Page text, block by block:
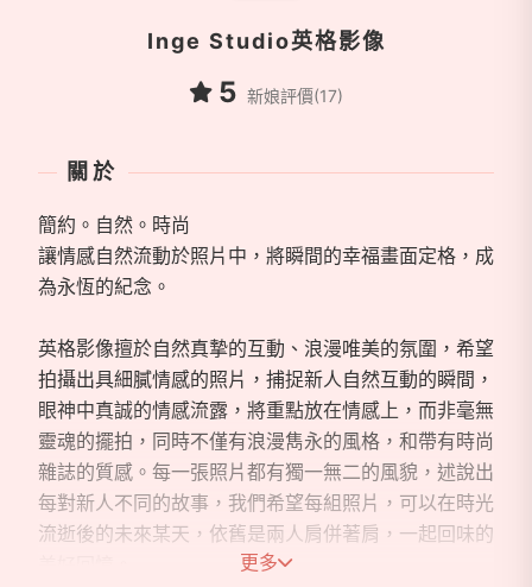
Inge Studio英格影像
5 新娘評價(17)
關於
簡約。自然。時尚
讓情感自然流動於照片中，將瞬間的幸福畫面定格，成
為永恆的紀念。
英格影像擅於自然真摯的互動、浪漫唯美的氛圍，希望
拍攝出具細膩情感的照片，捕捉新人自然互動的瞬間，
眼神中真誠的情感流露，將重點放在情感上，而非毫無
靈魂的擺拍，同時不僅有浪漫雋永的風格，和帶有時尚
雜誌的質感。每一張照片都有獨一無二的風貌，述說出
每對新人不同的故事，我們希望每組照片，可以在時光
流逝後的未來某天，依舊是兩人肩併著肩，一起回味的
更多